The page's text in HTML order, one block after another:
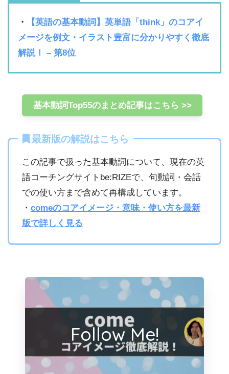
・
【英語の基本動詞】英単語「think」のコアイ
メージを例文・イラスト豊富に分かりやすく徹底
解説！ – 第8位
基本動詞Top55のまとめ記事はこちら >>
最新版の解説はこちら
この記事で扱った基本動詞について、現在の英
語コーチングサイトbe:RIZEで、句動詞・会話
での使い方まで含めて再構成しています。
・ comeのコアイメージ・意味・使い方を最新
版で詳しく見る
Follow Me!